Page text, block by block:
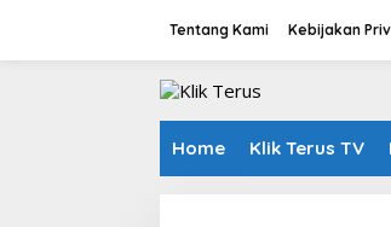
w
Tentang Kami Kebijakan
Home Klik Terus TV